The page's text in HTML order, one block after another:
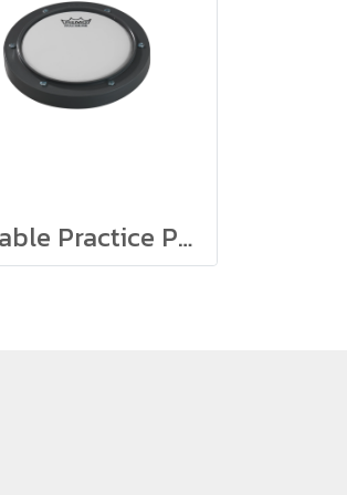
Tunable Practice Pad Remo